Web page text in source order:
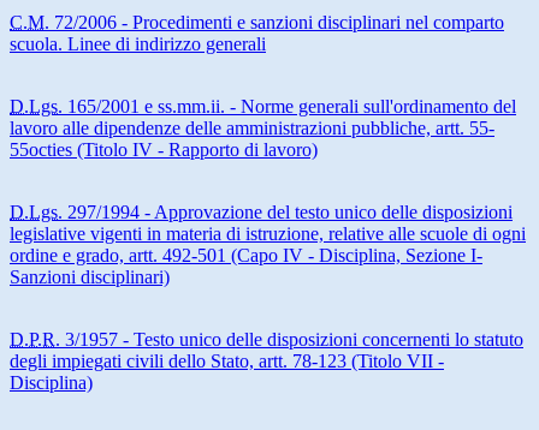
C.M. 72/2006 - Procedimenti e sanzioni disciplinari nel comparto
scuola. Linee di indirizzo generali
D.Lgs. 165/2001 e ss.mm.ii. - Norme generali sull'ordinamento del
lavoro alle dipendenze delle amministrazioni pubbliche, artt. 55-
55octies (Titolo IV - Rapporto di lavoro)
D.Lgs. 297/1994 - Approvazione del testo unico delle disposizioni
legislative vigenti in materia di istruzione, relative alle scuole di ogni
ordine e grado, artt. 492-501 (Capo IV - Disciplina, Sezione I-
Sanzioni disciplinari)
D.P.R. 3/1957 - Testo unico delle disposizioni concernenti lo statuto
degli impiegati civili dello Stato, artt. 78-123 (Titolo VII -
Disciplina)